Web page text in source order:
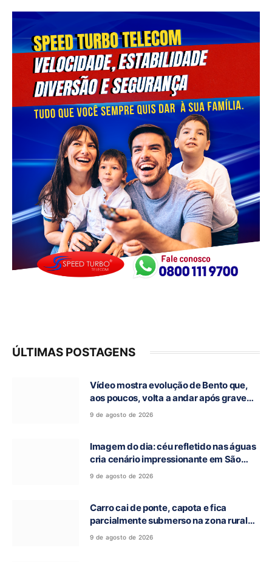
ÚLTIMAS POSTAGENS
Vídeo mostra evolução de Bento que,
aos poucos, volta a andar após grave
acidente na GO-118, em Campos Belos-
9 de agosto de 2026
Imagem do dia: céu refletido nas águas
cria cenário impressionante em São
Domingos-GO
9 de agosto de 2026
Carro cai de ponte, capota e fica
parcialmente submerso na zona rural
de Nova Roma-GO
9 de agosto de 2026